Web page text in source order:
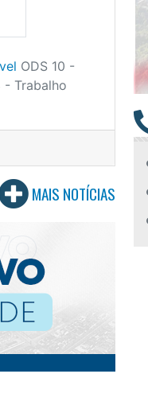
ODS 10 -
- Trabalho
MAIS NOTÍCIAS